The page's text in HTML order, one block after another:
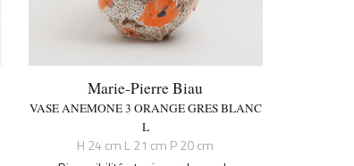
Marie-Pierre Biau
VASE ANEMONE 3 ORANGE GRES BLANC
L
H 24 cm L 21 cm P 20 cm